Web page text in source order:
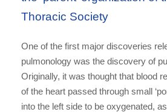
Thoracic Society
One of the first major discoveries
pulmonology was the discovery of
Originally, it was thought that blood
of the heart passed through small
into the left side to be oxygenated,